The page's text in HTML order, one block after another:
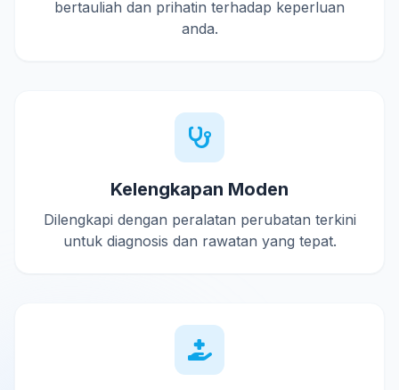
bertauliah dan prihatin terhadap keperluan
anda.
Kelengkapan Moden
Dilengkapi dengan peralatan perubatan terkini
untuk diagnosis dan rawatan yang tepat.